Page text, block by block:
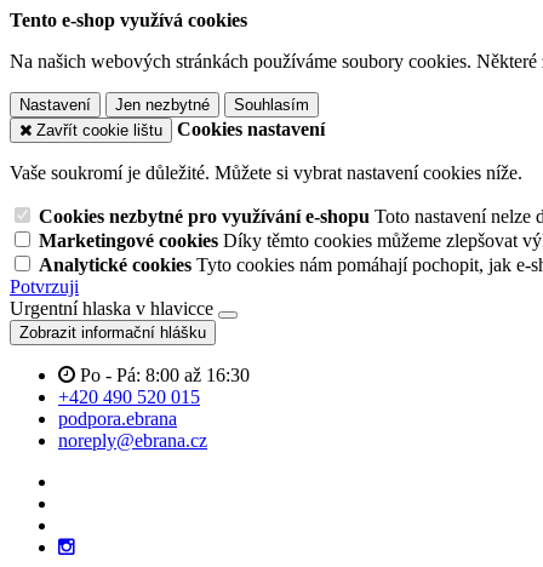
Tento e-shop využívá cookies
Na našich webových stránkách používáme soubory cookies.
Nastavení Jen nezbytné
Souhlasím
Zavřít cookie lištu
Cookies nastavení
Vaše soukromí je důležité. Můžete si vybrat nastavení cookies níže.
Cookies nezbytné pro využívání e-shopu Toto nastavení nelze
Marketingové cookies Díky těmto cookies můžeme zlepšovat
Analytické cookies Tyto cookies nám pomáhají pochopit, jak e-
Potvrzuji
Urgentní hlaska v hlavicce
Zobrazit informační hlášku
Po - Pá: 8:00 až 16:30
+420 490 520 015
podpora.ebrana
noreply@ebrana.cz